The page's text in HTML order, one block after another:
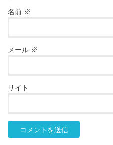
名前 ※
メール ※
サイト